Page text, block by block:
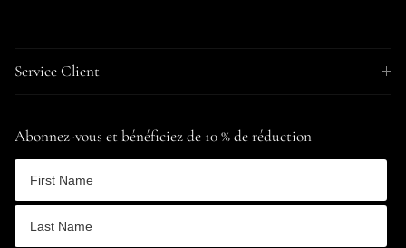
Service Client
Abonnez-vous et bénéficiez de 10 % de réduction